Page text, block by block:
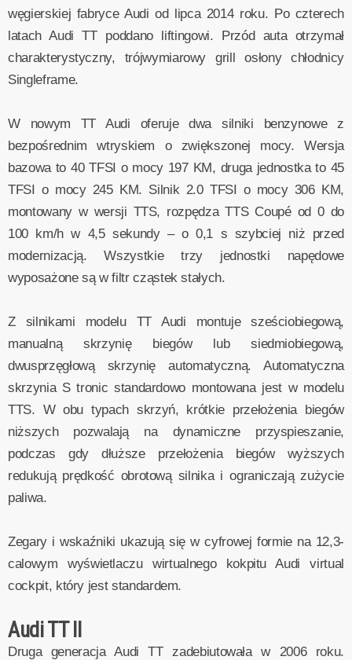
węgierskiej fabryce Audi od lipca 2014 roku. Po czterech
latach Audi TT poddano liftingowi. Przód auta otrzymał
charakterystyczny, trójwymiarowy grill osłony chłodnicy
Singleframe.
W nowym TT Audi oferuje dwa silniki benzynowe z
bezpośrednim wtryskiem o zwiększonej mocy. Wersja
bazowa to 40 TFSI o mocy 197 KM, druga jednostka to 45
TFSI o mocy 245 KM. Silnik 2.0 TFSI o mocy 306 KM,
montowany w wersji TTS, rozpędza TTS Coupé od 0 do
100 km/h w 4,5 sekundy – o 0,1 s szybciej niż przed
modernizacją. Wszystkie trzy jednostki napędowe
wyposażone są w filtr cząstek stałych.
Z silnikami modelu TT Audi montuje sześciobiegową,
manualną skrzynię biegów lub siedmiobiegową,
dwusprzęgłową skrzynię automatyczną. Automatyczna
skrzynia S tronic standardowo montowana jest w modelu
TTS. W obu typach skrzyń, krótkie przełożenia biegów
niższych pozwalają na dynamiczne przyspieszanie,
podczas gdy dłuższe przełożenia biegów wyższych
redukują prędkość obrotową silnika i ograniczają zużycie
paliwa.
Zegary i wskaźniki ukazują się w cyfrowej formie na 12,3-
calowym wyświetlaczu wirtualnego kokpitu Audi virtual
cockpit, który jest standardem.
Audi TT II
Druga generacja Audi TT zadebiutowała w 2006 roku.